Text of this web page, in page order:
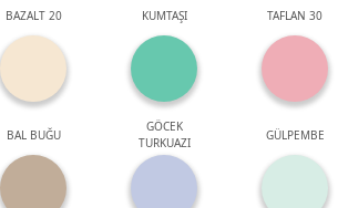
BAZALT 20 KUMTAŞI TAFLAN 30
BAL BUĞU
GÖCEK
TURKUAZI
GÜLPEMBE